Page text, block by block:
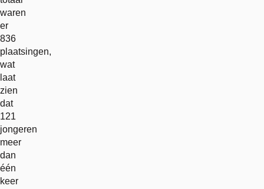
waren
er
836
plaatsingen,
wat
laat
zien
dat
121
jongeren
meer
dan
één
keer